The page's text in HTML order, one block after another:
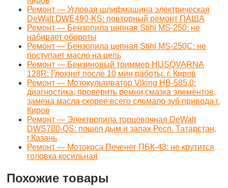
Ремонт — Угловая шлифмашина электрическая
DeWalt DWE490-KS: повторный ремонт ПАША
Ремонт — Бензопила цепная Stihl MS-250: не
набирает обороты
Ремонт — Бензопила цепная Stihl MS-250C: не
поступает масло на цепь
Ремонт — Бензиновый триммер HUSQVARNA
128R: Глохнет после 10 мин работы. г. Киров
Ремонт — Мотокультиватор Viking HB-585.0:
диагностика, проверить ремни,смазка элементов,
замена масла скорее всего сломало зуб привода г.
Киров
Ремонт — Электропила торцовочная DeWalt
DWS780-QS: пошел дым и запах Респ. Татарстан,
г.Казань
Ремонт — Мотокоса Печенег ПБК-43: не крутится
головка косильная
Похожие товары